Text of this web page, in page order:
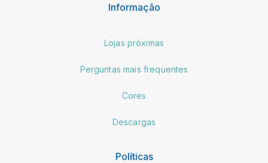
Informação
Lojas próximas
Perguntas mais frequentes
Cores
Descargas
Políticas